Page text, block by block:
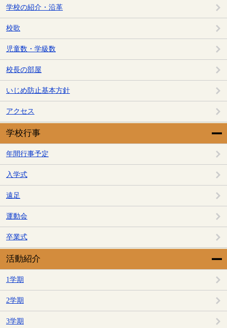
学校の紹介・沿革
校歌
児童数・学級数
校長の部屋
いじめ防止基本方針
アクセス
学校行事
年間行事予定
入学式
遠足
運動会
卒業式
活動紹介
1学期
2学期
3学期